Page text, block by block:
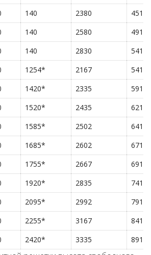
140 2380
4515
140 2580
4915
140 2830 5415
1254* 2167
5415
1420* 2335
5915
1520* 2435
6215
1585* 2502
6415
1685* 2602
6715
1755* 2667
6915
1920* 2835
7415
2095* 2992
7915
2255* 3167
8415
2420* 3335 8915